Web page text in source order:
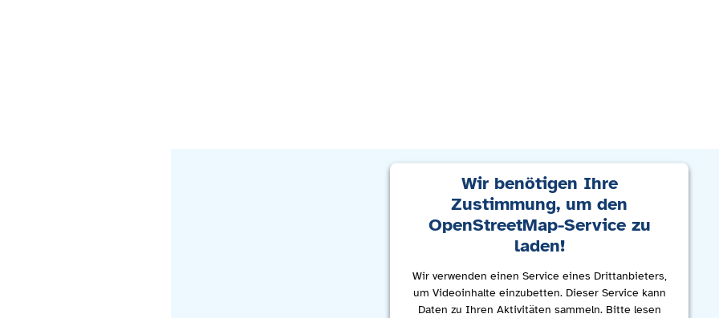
Wir benötigen Ihre
Zustimmung, um den
OpenStreetMap-Service zu
laden!
Wir verwenden einen Service eines Drittanbieters,
um Videoinhalte einzubetten. Dieser Service kann
Daten zu Ihren Aktivitäten sammeln. Bitte lesen